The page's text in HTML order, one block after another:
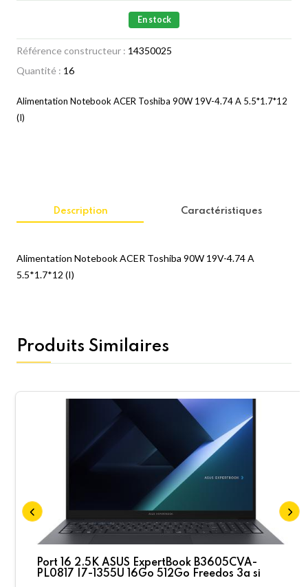
En stock
Référence constructeur : 14350025
Quantité : 16
Alimentation Notebook ACER Toshiba 90W 19V-4.74 A 5.5*1.7*12
(I)
Description Caractéristiques
Alimentation Notebook ACER Toshiba 90W 19V-4.74 A
5.5*1.7*12 (I)
Produits Similaires
Port 16 2.5K ASUS ExpertBook B3605CVA-
PL0817 I7-1355U 16Go 512Go Freedos 3a si